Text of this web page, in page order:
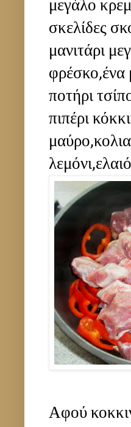
μεγάλο
σκελίδες
μανιτάρι
φρέσκο,ένα
ποτήρι
πιπέρι
Αφού